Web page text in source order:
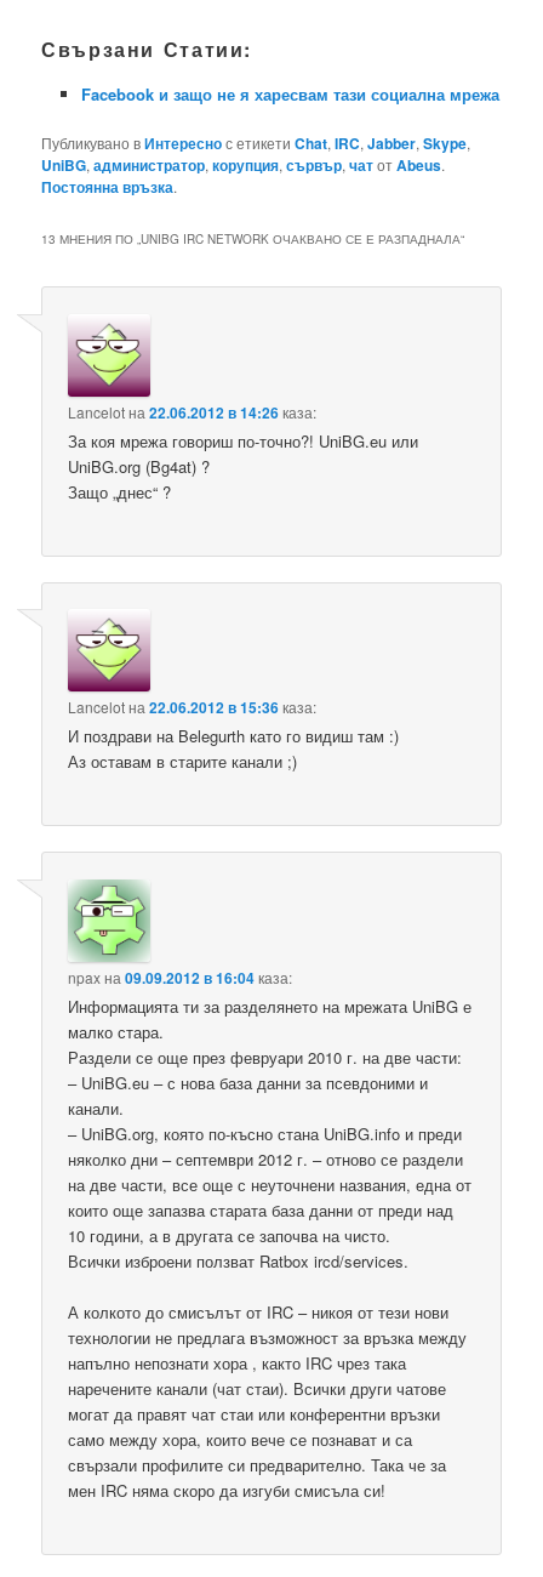
Свързани Статии:
Facebook и защо не я харесвам тази социална мрежа
Публикувано вИнтереснос етикетиChat,IRC,Jabber,Skype,
UniBG,администратор,корупция,сървър,чатотAbeus.
Постоянна връзка.
13 МНЕНИЯ ПО „UNIBG IRC NETWORK ОЧАКВАНО СЕ Е РАЗПАДНАЛА“
Lancelotна22.06.2012 в 14:26каза:
За коя мрежа говориш по-точно?! UniBG.eu или
UniBG.org (Bg4at) ?
Защо „днес“ ?
Lancelotна22.06.2012 в 15:36каза:
И поздрави на Belegurth като го видиш там :)
Аз оставам в старите канали ;)
npaxна09.09.2012 в 16:04каза:
Информацията ти за разделянето на мрежата UniBG е
малко стара.
Раздели се още през февруари 2010 г. на две части:
– UniBG.eu – с нова база данни за псевдоними и
канали.
– UniBG.org, която по-късно стана UniBG.info и преди
няколко дни – септември 2012 г. – отново се раздели
на две части, все още с неуточнени названия, една от
които още запазва старата база данни от преди над
10 години, а в другата се започва на чисто.
Всички изброени ползват Ratbox ircd/services.
А колкото до смисълът от IRC – никоя от тези нови
технологии не предлага възможност за връзка между
напълно непознати хора , както IRC чрез така
наречените канали (чат стаи). Всички други чатове
могат да правят чат стаи или конферентни връзки
само между хора, които вече се познават и са
свързали профилите си предварително. Така че за
мен IRC няма скоро да изгуби смисъла си!